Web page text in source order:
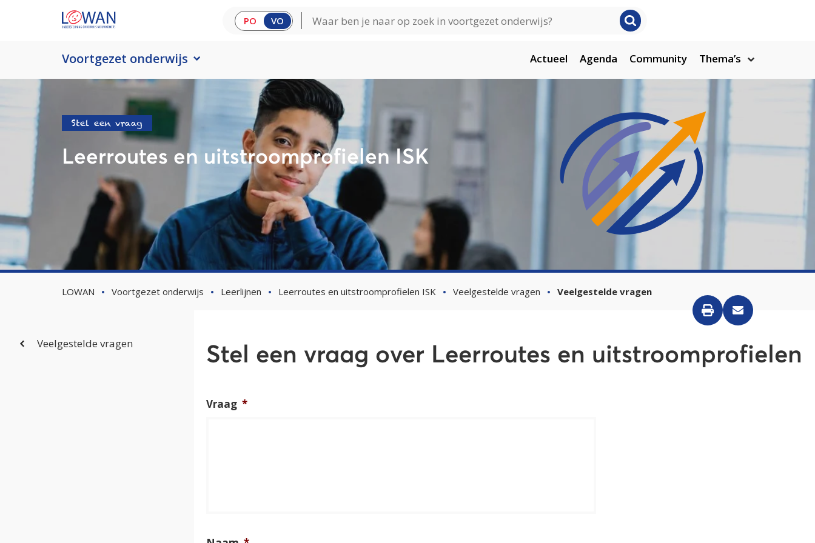
PO VO
Voortgezet onderwijs Actueel Agenda Community Thema’s
Stel een vraag
Leerroutes en uitstroomprofielen ISK
LOWAN Voortgezet onderwijs Leerlijnen Leerroutes en uitstroomprofielen ISK Veelgestelde vragen Veelgestelde vragen
Veelgestelde vragen
Stel een vraag over Leerroutes en uitstroomprofielen
Vraag *